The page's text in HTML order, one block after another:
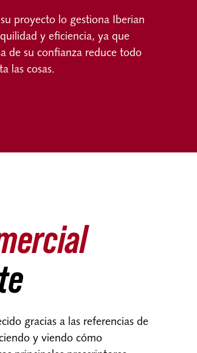
proyecto lo gestiona Iberian
y eficiencia, ya que
de su confianza reduce todo
las cosas.
gracias a las referencias de
y viendo cómo